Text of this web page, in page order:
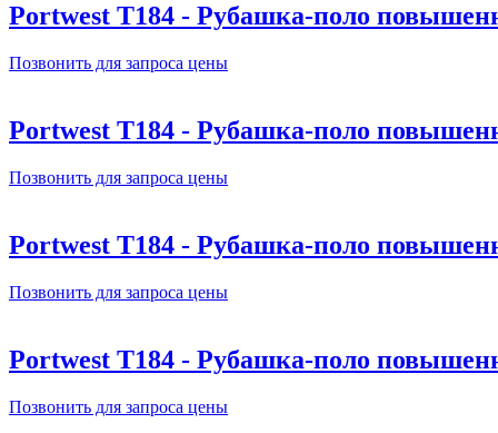
Portwest T184 - Рубашка-поло
Позвонить для запроса цены
Portwest T184 - Рубашка-поло
Позвонить для запроса цены
Portwest T184 - Рубашка-поло
Позвонить для запроса цены
Portwest T184 - Рубашка-поло
Позвонить для запроса цены